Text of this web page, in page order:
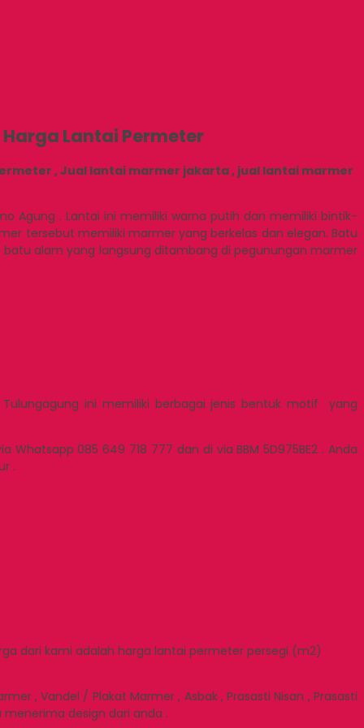
Lantai Permeter
, Jual lantai marmer jakarta , jual lantai marmer
Agung . Lantai ini memiliki warna putih dan memiliki bintik-
tersebut memiliki marmer yang berkelas dan elegan. Batu
alam yang langsung ditambang di pegunungan marmer
ini memiliki berbagai jenis bentuk motif yang
085 649 718 777 dan di via BBM 5D975BE2 . Anda
.
dari kami adalah harga lantai permeter persegi (m2)
, Vandel / Plakat Marmer , Asbak , Prasasti Nisan , Prasasti
menerima design dari anda .